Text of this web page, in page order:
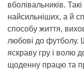
вболівальників.
найсильніших, а й
способу життя,
любові до
яскраву гру і волю
щоденну працю та